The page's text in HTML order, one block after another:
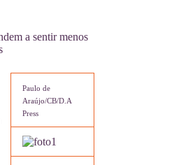
a sentir menos
Paulo de
Araújo/CB/D.A
Press